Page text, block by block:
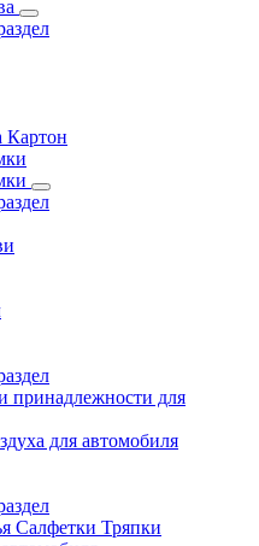
Картон
принадлежности для
для автомобиля
Салфетки Тряпки